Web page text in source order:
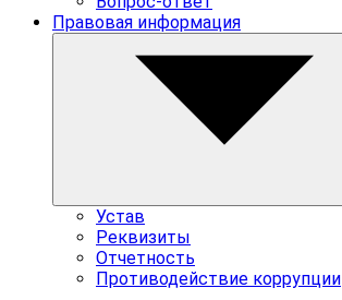
Правовая информация
Устав
Реквизиты
Отчетность
Противодействие коррупции